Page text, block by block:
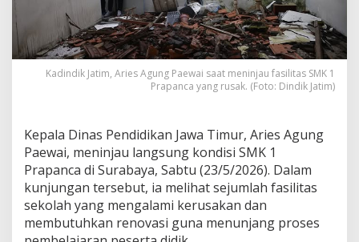
o
n
d
i
i
1
P
r
a
p
a
n
Kadindik Jatim, Aries Agung Paewai saat meninjau fasilitas SMK 1
Prapanca yang rusak. (Foto: Dindik Jatim)
Kepala Dinas Pendidikan Jawa Timur, Aries Agung
Paewai, meninjau langsung kondisi SMK 1
Prapanca di Surabaya, Sabtu (23/5/2026). Dalam
kunjungan tersebut, ia melihat sejumlah fasilitas
sekolah yang mengalami kerusakan dan
membutuhkan renovasi guna menunjang proses